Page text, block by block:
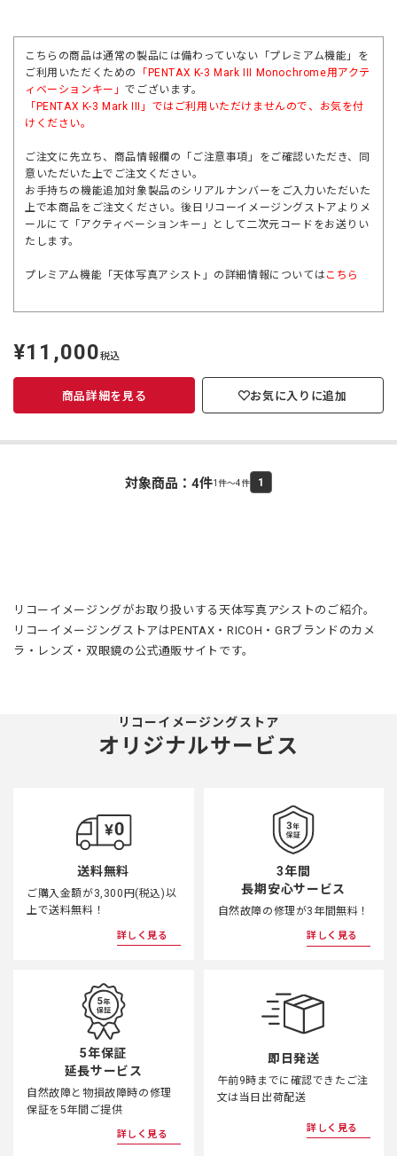
こちらの商品は通常の製品には備わっていない「プレミアム機能」を
ご利用いただくための
「PENTAX K-3 Mark III Monochrome用アクテ
ィベーションキー」でございます。
「 PENTAX K-3 Mark III
」ではご利用いただけませんので、お気を付
けください。
ご注文に先立ち、商品情報欄の「ご注意事項」をご確認いただき、同
意いただいた上でご注文ください。
お手持ちの機能追加対象製品のシリアルナンバーをご入力いただいた
上で本商品をご注文ください。後日リコーイメージングストアよりメ
ールにて「アクティベーションキー」として二次元コードをお送りい
たします。
プレミアム機能「天体写真アシスト」の詳細情報についてはこちら
定
価
¥11,000税込
商品詳細を見る お気に入りに追加
対象商品： 4件1件～4件 1
リコーイメージングがお取り扱いする天体写真アシストのご紹介。
リコーイメージングストアはPENTAX・RICOH・GRブランドのカメ
ラ・レンズ・双眼鏡の公式通販サイトです。
リコーイメージングストア
オリジナルサービス
送料無料
ご購入金額が3,300円(税込)以
上で送料無料！
詳しく見る
3年間
長期安心サービス
自然故障の修理が3年間無料！
詳しく見る
5年保証
延長サービス
自然故障と物損故障時の修理
保証を5年間ご提供
詳しく見る
即日発送
午前9時までに確認できたご注
文は当日出荷配送
詳しく見る